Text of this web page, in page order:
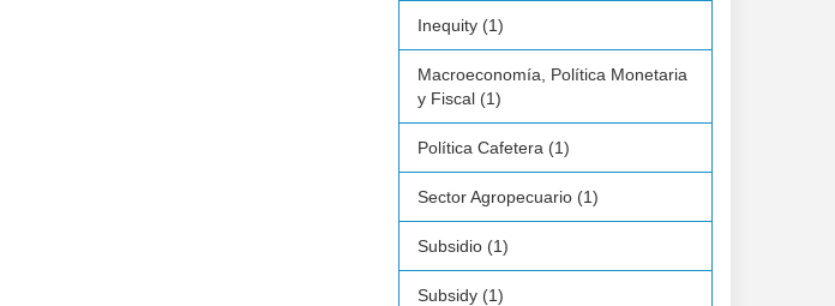
Inequity (1)
Macroeconomía, Política Monetaria
y Fiscal (1)
Política Cafetera (1)
Sector Agropecuario (1)
Subsidio (1)
Subsidy (1)